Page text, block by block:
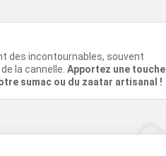
des incontournables, souvent
la cannelle. Apportez une touche
sumac ou du zaatar artisanal !